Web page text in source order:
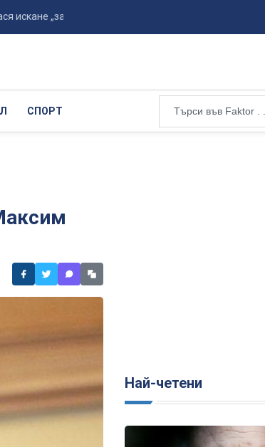
„задържане под стража“... Любомир Николов:
СПОРТ
Най-четени